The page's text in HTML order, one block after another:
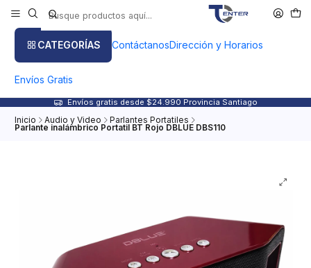
CATEGORÍAS ContáctanosDirección y Horarios
Envíos Gratis
Envíos gratis desde $24.990 Provincia Santiago
Inicio Audio y Video Parlantes Portatiles
Parlante inalámbrico Portatil BT Rojo DBLUE DBS110